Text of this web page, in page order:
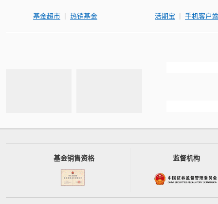
基金超市 | 热销基金 活期宝 | 手机客户
基金销售资格 监督机构